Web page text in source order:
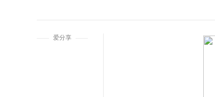
爱分享